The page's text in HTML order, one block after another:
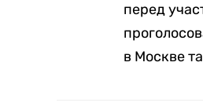
перед
в Москве